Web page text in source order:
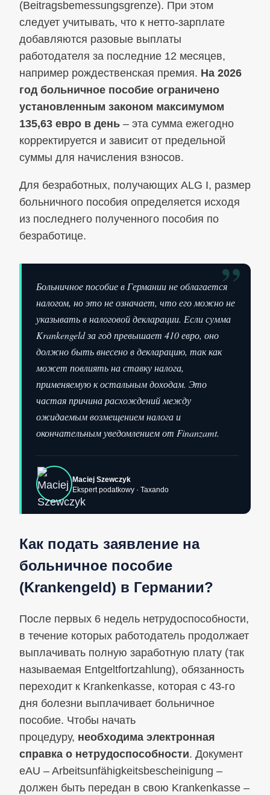
(Beitragsbemessungsgrenze). При этом
следует учитывать, что к нетто-зарплате
добавляются разовые выплаты
работодателя за последние 12 месяцев,
например рождественская премия. На 2026
год больничное пособие ограничено
установленным законом максимумом
135,63 евро в день – эта сумма ежегодно
корректируется и зависит от предельной
суммы для начисления взносов.
Для безработных, получающих ALG I, размер
больничного пособия определяется исходя
из последнего полученного пособия по
безработице.
”
Больничное пособие в Германии не облагается
налогом, но это не означает, что его можно не
указывать в налоговой декларации. Если сумма
Krankengeld за год превышает 410 евро, оно
должно быть внесено в декларацию, так как
может повлиять на ставку налога,
применяемую к остальным доходам. Это
частая причина расхождений между
ожидаемым возмещением налога и
окончательным уведомлением от Finanzamt.
Maciej Szewczyk
Ekspert podatkowy · Taxando
Как подать заявление на
больничное пособие
(Krankengeld) в Германии?
После первых 6 недель нетрудоспособности,
в течение которых работодатель продолжает
выплачивать полную заработную плату (так
называемая Entgeltfortzahlung), обязанность
переходит к Krankenkasse, которая с 43‑го
дня болезни выплачивает больничное
пособие. Чтобы начать
процедуру, необходима электронная
справка о нетрудоспособности. Документ
eAU – Arbeitsunfähigkeitsbescheinigung –
должен быть передан в свою Krankenkasse –